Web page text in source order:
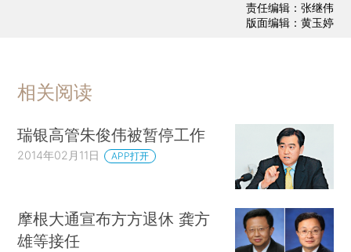
责任编辑：张继伟
版面编辑：黄玉婷
相关阅读
瑞银高管朱俊伟被暂停工作
2014年02月11日 APP打开
摩根大通宣布方方退休 龚方
雄等接任